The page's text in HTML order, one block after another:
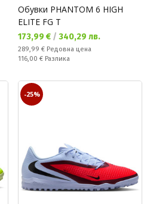
Обувки PHANTOM 6 HIGH
ELITE FG T
Текуща цена:
173,99 € / 340,29 лв.
Редовна цена:
289,99 € Редовна цена
Спестявате:
116,00 € Разлика
-25%